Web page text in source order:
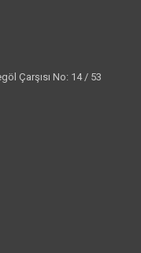
Çarşısı No: 14 / 53